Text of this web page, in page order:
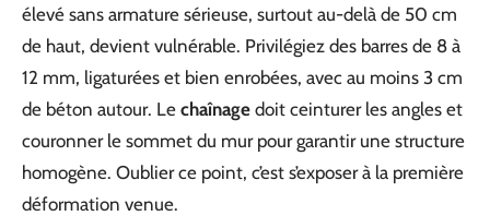
élevé sans armature sérieuse, surtout au-delà de 50 cm
de haut, devient vulnérable. Privilégiez des barres de 8 à
12 mm, ligaturées et bien enrobées, avec au moins 3 cm
de béton autour. Le chaînage doit ceinturer les angles et
couronner le sommet du mur pour garantir une structure
homogène. Oublier ce point, c’est s’exposer à la première
déformation venue.